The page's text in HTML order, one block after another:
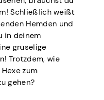
Schließlich weißt
Hemden und
in deinem
gruselige
Trotzdem, wie
zum
gehen?